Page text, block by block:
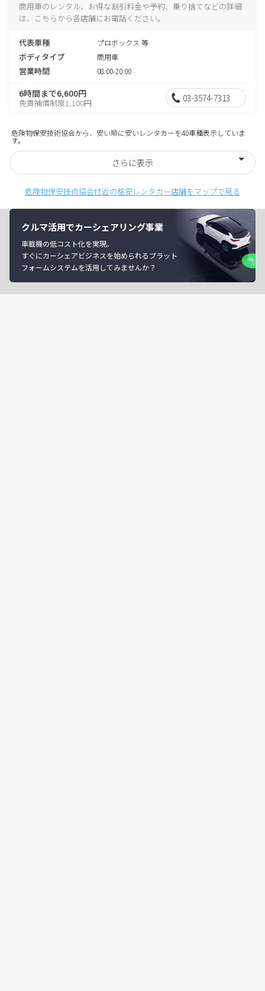
商用車のレンタル、お得な割引料金や予約、乗り捨てなどの詳細
は、こちらから各店舗にお電話ください。
代表車種 プロボックス 等
ボディタイプ 商用車
営業時間 08:00-20:00
6時間まで6,600円
免責補償制度1,100円 03-3574-7313
危険物保安技術協会から、安い順に安いレンタカーを40車種表示していま
す。
さらに表示
危険物保安技術協会付近の格安レンタカー店舗をマップで見る
クルマ活用でカーシェアリング事業
車載機の低コスト化を実現。
すぐにカーシェアビジネスを始められるプラット
フォームシステムを活用してみませんか？